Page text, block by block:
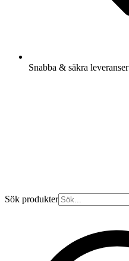
Snabba & säkra leveranser
Sök produkter